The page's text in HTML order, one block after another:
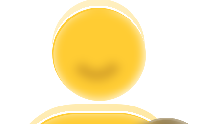
تحليل البيانات الضخمة بما في ذلك المعلومات التجارية، وما
مرشد